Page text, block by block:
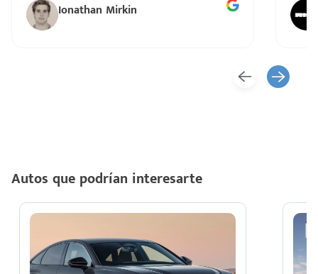
Ionathan Mirkin
Autos que podrían interesarte